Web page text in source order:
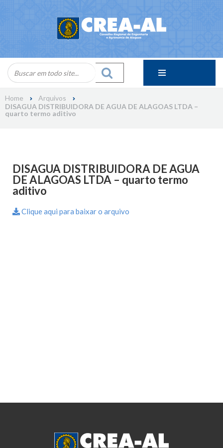
Home
Arquivos
DISAGUA DISTRIBUIDORA DE AGUA DE ALAGOAS LTDA –
quarto termo aditivo
DISAGUA DISTRIBUIDORA DE AGUA
DE ALAGOAS LTDA – quarto termo
aditivo
Clique aqui para baixar o arquivo